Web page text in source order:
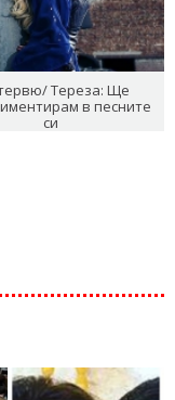
Тереза: Ще
в песните
си